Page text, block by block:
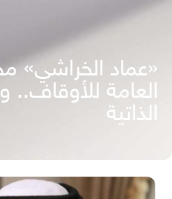
«عماد الخراشي»
العامة للأوقاف..
الذاتية